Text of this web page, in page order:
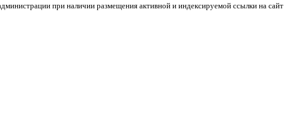
при наличии размещения активной и индексируемой ссылки на сайт